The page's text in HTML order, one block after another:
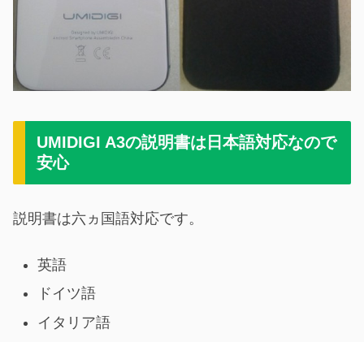
UMIDIGI A3の説明書は日本語対応なので
安心
説明書は六ヵ国語対応です。
英語
ドイツ語
イタリア語